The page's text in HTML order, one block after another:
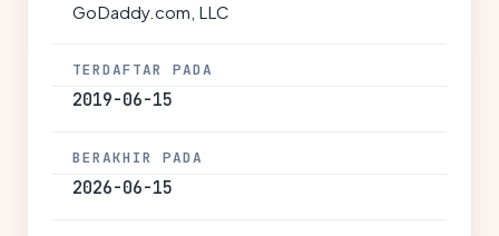
GoDaddy.com, LLC
TERDAFTAR PADA
2019-06-15
BERAKHIR PADA
2026-06-15